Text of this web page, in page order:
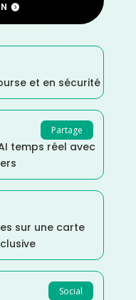
et en sécurité
Partage
temps réel avec
sur une carte
Social